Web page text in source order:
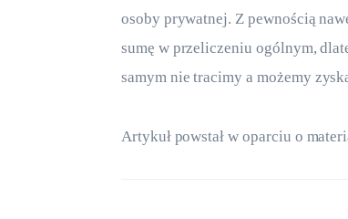
osoby prywatnej. Z pewnością
sumę w przeliczeniu ogólnym,
samym nie tracimy a możemy
Artykuł powstał w oparciu o